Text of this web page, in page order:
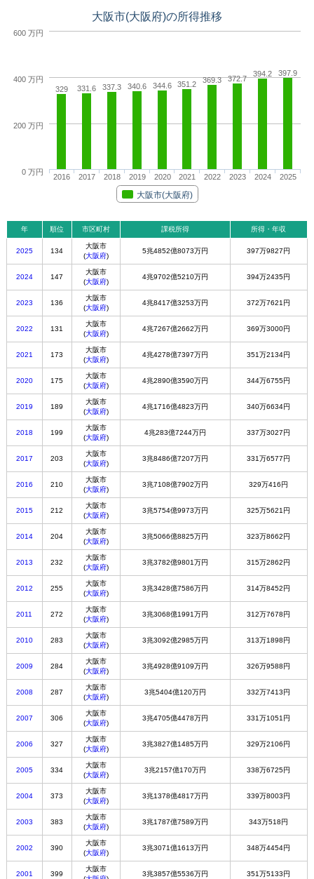
大阪市(大阪府)の所得推移
329 331.6 337.3 340.6 344.6 351.2 369.3 372.7
394.2 397.9
大阪市(大阪府)
2016 2017 2018 2019 2020 2021 2022 2023 2024 2025
0 万円
200 万円
400 万円
600 万円
年 順位 市区町村 課税所得 所得・年収
2025 134
大阪市
(大阪府)
5兆4852億8073万円 397万9827円
2024 147
大阪市
(大阪府)
4兆9702億5210万円 394万2435円
2023 136
大阪市
(大阪府)
4兆8417億3253万円 372万7621円
2022 131
大阪市
(大阪府)
4兆7267億2662万円 369万3000円
2021 173
大阪市
(大阪府)
4兆4278億7397万円 351万2134円
2020 175
大阪市
(大阪府)
4兆2890億3590万円 344万6755円
2019 189
大阪市
(大阪府)
4兆1716億4823万円 340万6634円
2018 199
大阪市
(大阪府)
4兆283億7244万円 337万3027円
2017 203
大阪市
(大阪府)
3兆8486億7207万円 331万6577円
2016 210
大阪市
(大阪府)
3兆7108億7902万円 329万416円
2015 212
大阪市
(大阪府)
3兆5754億9973万円 325万5621円
2014 204
大阪市
(大阪府)
3兆5066億8825万円 323万8662円
2013 232
大阪市
(大阪府)
3兆3782億9801万円 315万2862円
2012 255
大阪市
(大阪府)
3兆3428億7586万円 314万8452円
2011 272
大阪市
(大阪府)
3兆3068億1991万円 312万7678円
2010 283
大阪市
(大阪府)
3兆3092億2985万円 313万1898円
2009 284
大阪市
(大阪府)
3兆4928億9109万円 326万9588円
2008 287
大阪市
(大阪府)
3兆5404億120万円 332万7413円
2007 306
大阪市
(大阪府)
3兆4705億4478万円 331万1051円
2006 327
大阪市
(大阪府)
3兆3827億1485万円 329万2106円
2005 334
大阪市
(大阪府)
3兆2157億170万円 338万6725円
2004 373
大阪市
(大阪府)
3兆1378億4817万円 339万8003円
2003 383
大阪市
(大阪府)
3兆1787億7589万円 343万518円
2002 390
大阪市
(大阪府)
3兆3071億1613万円 348万4454円
2001 399
大阪市
3兆3857億5536万円 351万5133円